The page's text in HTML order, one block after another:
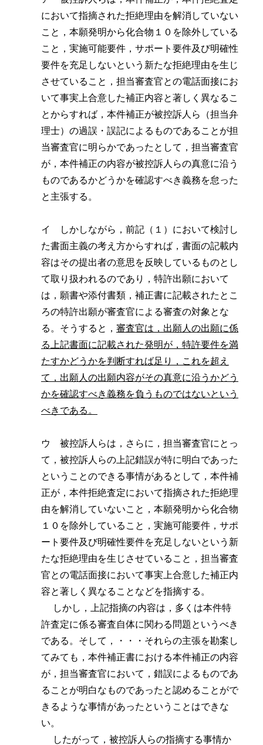
において指摘された拒絶理由を解消していない
こと，本願発明から化合物１０を除外している
こと，実施可能要件，サポート要件及び明確性
要件を充足しないという新たな拒絶理由を生じ
させていること，担当審査官との電話面接にお
いて事実上合意した補正内容と著しく異なるこ
とからすれば，本件補正が被控訴人ら（担当弁
理士）の過誤・誤記によるものであることが担
当審査官に明らかであったとして，担当審査官
が，本件補正の内容が被控訴人らの真意に沿う
ものであるかどうかを確認すべき義務を怠った
と主張する。
イ しかしながら，前記（１）において検討し
た書面主義の考え方からすれば，書面の記載内
容はその提出者の意思を反映しているものとし
て取り扱われるのであり，特許出願において
は，願書や添付書類，補正書に記載されたとこ
ろの特許出願が審査官による審査の対象とな
る。そうすると， 審査官は，出願人の出願に係
る上記書面に記載された発明が，特許要件を満
たすかどうかを判断すれば足り，これを超え
て，出願人の出願内容がその真意に沿うかどう
かを確認すべき義務を負うものではないという
べきである。
ウ 被控訴人らは，さらに，担当審査官にとっ
て，被控訴人らの上記錯誤が特に明白であった
ということのできる事情があるとして，本件補
正が，本件拒絶査定において指摘された拒絶理
由を解消していないこと，本願発明から化合物
１０を除外していること，実施可能要件，サポ
ート要件及び明確性要件を充足しないという新
たな拒絶理由を生じさせていること，担当審査
官との電話面接において事実上合意した補正内
容と著しく異なることなどを指摘する。
しかし，上記指摘の内容は，多くは本件特
許査定に係る審査自体に関わる問題というべき
である。そして，・・・それらの主張を勘案し
てみても，本件補正書における本件補正の内容
が，担当審査官において，錯誤によるものであ
ることが明白なものであったと認めることがで
きるような事情があったということはできな
い。
したがって，被控訴人らの指摘する事情か